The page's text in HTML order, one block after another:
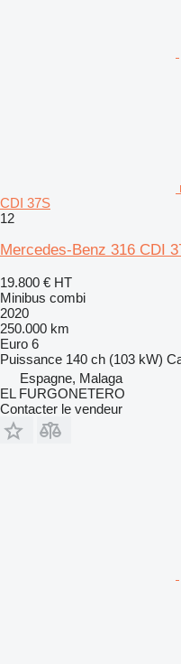
CDI 37S
12
Mercedes-Benz 316 CDI
19.800 € HT
Minibus combi
2020
250.000 km
Euro 6
Puissance 140 ch (103 kW)
Espagne, Malaga
EL FURGONETERO
Contacter le vendeur